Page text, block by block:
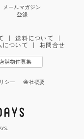
メールマガジン
登録
｜ 送料について ｜
について ｜ お問合せ
舗物件募集
シー 会社概要